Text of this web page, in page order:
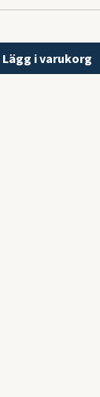
Lägg i varukorg